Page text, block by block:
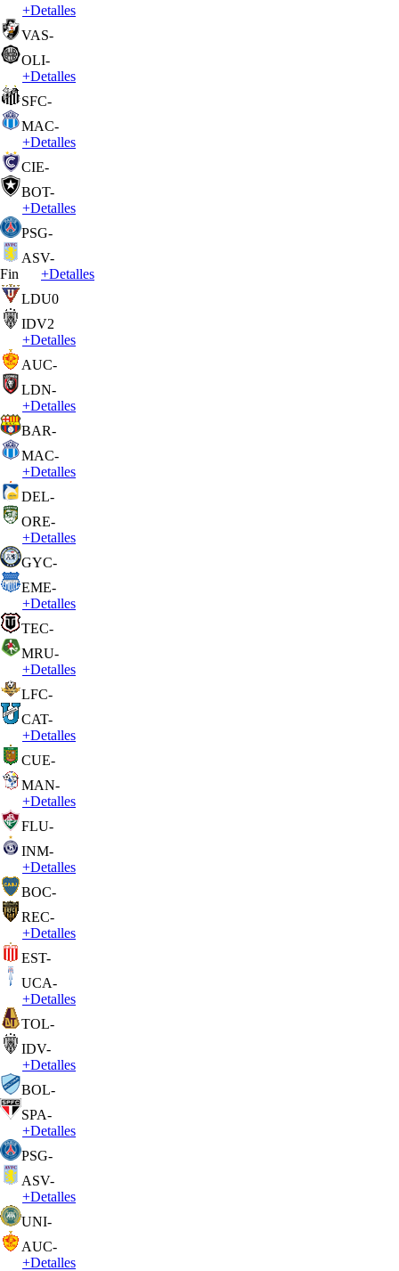
+Detalles
VAS-
OLI-
+Detalles
SFC-
MAC-
+Detalles
CIE-
BOT-
+Detalles
PSG-
ASV-
Fin
+Detalles
LDU0
IDV2
+Detalles
AUC-
LDN-
+Detalles
BAR-
MAC-
+Detalles
DEL-
ORE-
+Detalles
GYC-
EME-
+Detalles
TEC-
MRU-
+Detalles
LFC-
CAT-
+Detalles
CUE-
MAN-
+Detalles
FLU-
INM-
+Detalles
BOC-
REC-
+Detalles
EST-
UCA-
+Detalles
TOL-
IDV-
+Detalles
BOL-
SPA-
+Detalles
PSG-
ASV-
+Detalles
UNI-
AUC-
+Detalles